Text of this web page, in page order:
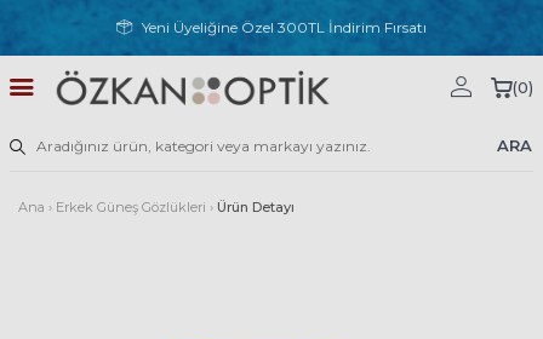
Yeni Üyeliğine Özel 300TL İndirim Fırsatı
ARA
(0)
Ana › Erkek Güneş Gözlükleri › Ürün Detayı